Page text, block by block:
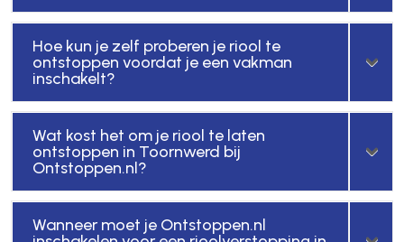
Hoe kun je zelf proberen je riool te
ontstoppen voordat je een vakman
inschakelt?
Wat kost het om je riool te laten
ontstoppen in Toornwerd bij
Ontstoppen.nl?
Wanneer moet je Ontstoppen.nl